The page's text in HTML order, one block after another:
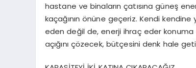
hastane ve binaların çatısına güneş
kaçağının önüne geçeriz. Kendi
eden değil de, enerji ihraç eder konuma
açığını çözecek, bütçesini denk hale